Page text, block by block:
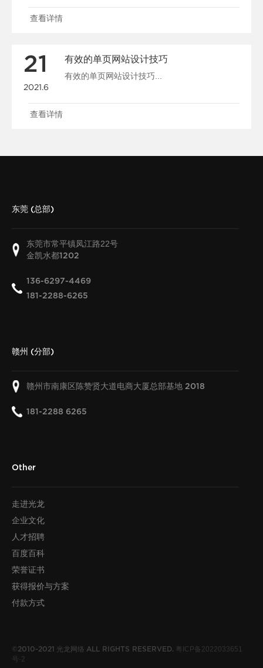
查看详情
21
2021.6
有效的单页网站设计技巧
有效的单页网站设计技巧...
查看详情
东莞 (总部)
东莞市常平镇凤江路22号
金凯水都1202
136-6297-4469
181-2288-6265
赣州 (分部)
赣州市南康区陈赞贤大道电商大厦总部基地 2018
181-2288 6265
Other
走进光龙
企业文化
人才招聘
百度百科
荣誉证书
获得报价与方案
付款方式
©2010-2021 光龙网络 ALL RIGHTS RESERVED. 粤ICP备2022033651
号-2